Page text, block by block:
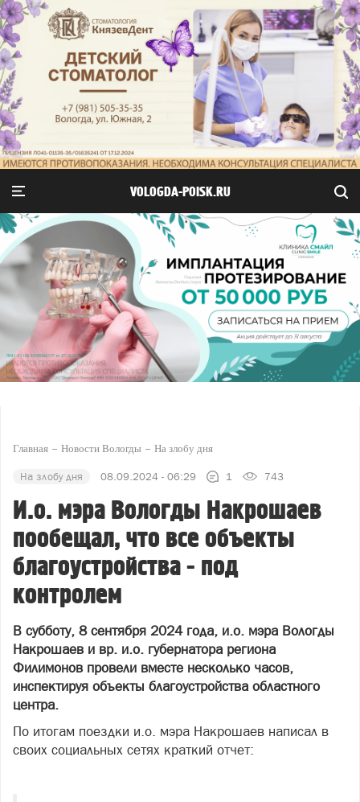
VOLOGDA-POISK.RU
Главная Новости Вологды На злобу дня
На злобу дня 08.09.2024 - 06:29 1 743
И.о. мэра Вологды Накрошаев
пообещал, что все объекты
благоустройства - под
контролем
В субботу, 8 сентября 2024 года, и.о. мэра Вологды
Накрошаев и вр. и.о. губернатора региона
Филимонов провели вместе несколько часов,
инспектируя объекты благоустройства областного
центра.
По итогам поездки и.о. мэра Накрошаев написал в
своих социальных сетях краткий отчет: